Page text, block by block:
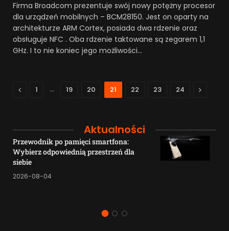
Firma Broadcom prezentuje swój nowy potężny procesor
dla urządzeń mobilnych – BCM28150. Jest on oparty na
architekturze ARM Cortex, posiada dwa rdzenie oraz
obsługuje NFC . Oba rdzenie taktowane są zegarem 1,1
GHz. I to nie koniec jego możliwości…
Previous
1 … 19 20 21 22 23 24 Next
Aktualności
Przewodnik po pamięci smartfona:
Wybierz odpowiednią przestrzeń dla
siebie
2026-08-04